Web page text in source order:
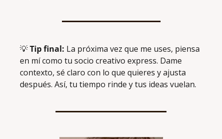
💡Tip final: La próxima vez que me uses, piensa
en mí como tu socio creativo express. Dame
contexto, sé claro con lo que quieres y ajusta
después. Así, tu tiempo rinde y tus ideas vuelan.